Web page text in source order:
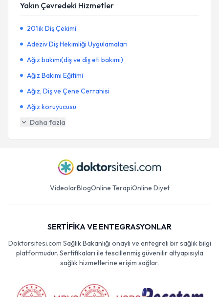
Yakın Çevredeki Hizmetler
20'lik Diş Çekimi
Adeziv Diş Hekimliği Uygulamaları
Ağız bakımı(diş ve diş eti bakımı)
Ağız Bakımı Eğitimi
Ağız, Diş ve Çene Cerrahisi
Ağız koruyucusu
Daha fazla
VideolarBlogOnline TerapiOnline Diyet
SERTİFİKA VE ENTEGRASYONLAR
Doktorsitesi.com Sağlık Bakanlığı onaylı ve entegreli bir sağlık bilgi
platformudur. Sertifikaları ile tescillenmiş güvenilir altyapısıyla
sağlık hizmetlerine erişim sağlar.